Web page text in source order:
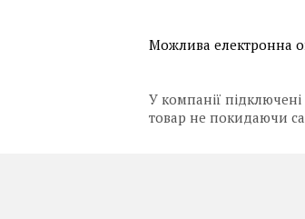
У компанії
товар не покидаючи